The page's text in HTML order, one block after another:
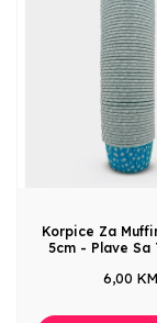
Korpice Za
5cm - Plave Sa
6,00 KM